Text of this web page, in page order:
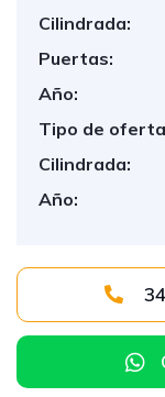
Cilindrada:
Puertas:
Año:
Tipo de
Cilindrada:
Año: